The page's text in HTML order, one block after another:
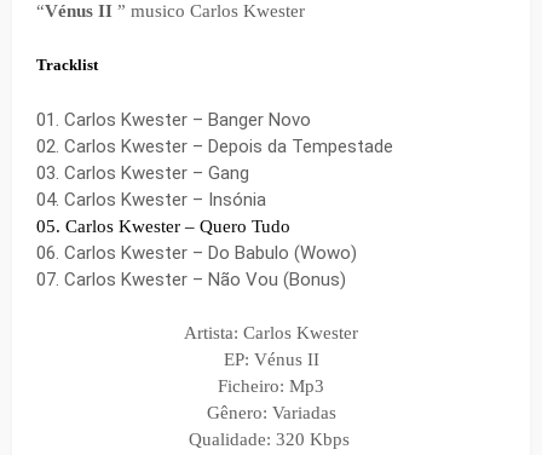
“Vénus II ” musico Carlos Kwester
Tracklist
01. Carlos Kwester – Banger Novo
02. Carlos Kwester – Depois da Tempestade
03. Carlos Kwester – Gang
04. Carlos Kwester – Insónia
05. Carlos Kwester – Quero Tudo
06. Carlos Kwester – Do Babulo (Wowo)
07. Carlos Kwester – Não Vou (Bonus)
Artista: Carlos Kwester
EP: Vénus II
Ficheiro: Mp3
Gênero: Variadas
Qualidade: 320 Kbps